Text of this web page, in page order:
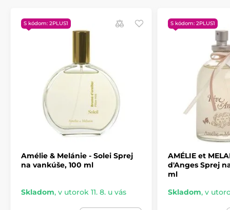
S kódom: 2PLUS1
Amélie & Melánie - Solei Sprej
na vankúše, 100 ml
Skladom, v utorok 11. 8. u vás
S kódom: 2PLUS1
AMÉLIE et
d'Anges Sprej
ml
Skladom, v